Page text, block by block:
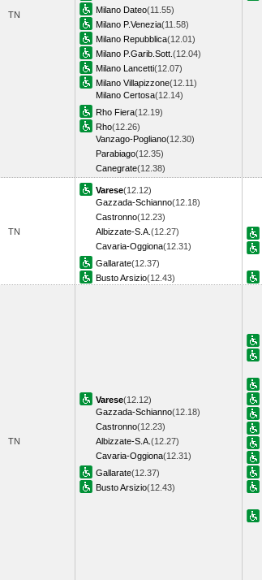
TN
Milano Dateo(11.55)
Milano P.Venezia(11.58)
Milano Repubblica(12.01)
Milano P.Garib.Sott. (12.04)
Milano Lancetti(12.07)
Milano Villapizzone(12.11)
Milano Certosa(12.14)
Rho Fiera(12.19)
Rho(12.26)
Vanzago-Pogliano(12.30)
Parabiago(12.35)
Canegrate(12.38)
TN
Varese(12.12)
Gazzada-Schianno(12.18)
Castronno(12.23)
Albizzate-S.A. (12.27)
Cavaria-Oggiona(12.31)
Gallarate(12.37)
Busto Arsizio(12.43)
TN
Varese(12.12)
Gazzada-Schianno(12.18)
Castronno(12.23)
Albizzate-S.A. (12.27)
Cavaria-Oggiona(12.31)
Gallarate(12.37)
Busto Arsizio(12.43)